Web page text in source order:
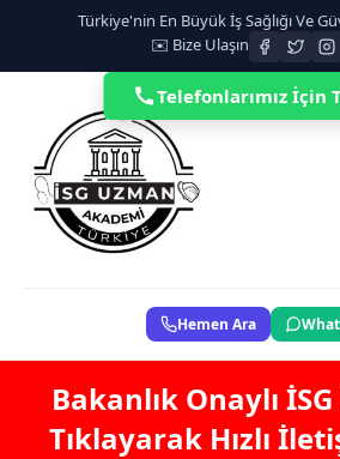
Türkiye'nin En Büyük İş Sağlığı Ve
✉️ Bize Ulaşın
Hemen Ara
Bakanlık Onaylı
Tıklayarak Hızlı
Telefonlarımız İçin